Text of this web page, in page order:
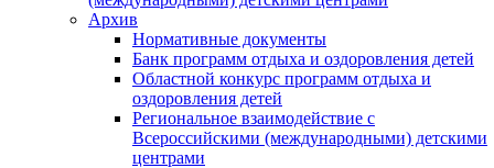
Архив
Нормативные документы
Банк программ отдыха и оздоровления детей
Областной конкурс программ отдыха и
оздоровления детей
Региональное взаимодействие с
Всероссийскими (международными) детскими
центрами